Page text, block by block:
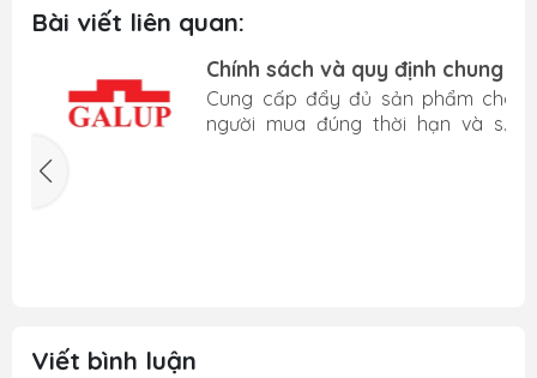
Bài viết liên quan:
Chính sách và quy định chung
Cung cấp đẩy đủ sản phẩm cho
người mua đúng thời hạn và số
Viết bình luận